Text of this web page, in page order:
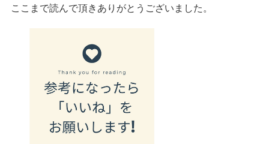
ここまで読んで頂きありがとうございました。